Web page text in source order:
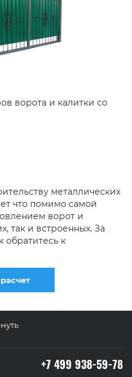
ворота и калитки со
металлических
что помимо самой
ворот и
так и встроенных. За
обратитесь к
+7 499 938-59-78